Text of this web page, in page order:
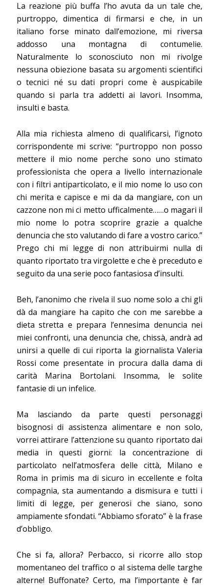
La reazione più buffa l’ho avuta da un tale che,
purtroppo, dimentica di firmarsi e che, in un
italiano forse minato dall’emozione, mi riversa
addosso una montagna di contumelie.
Naturalmente lo sconosciuto non mi rivolge
nessuna obiezione basata su argomenti scientifici
o tecnici né su dati propri come è auspicabile
quando si parla tra addetti ai lavori. Insomma,
insulti e basta.
Alla mia richiesta almeno di qualificarsi, l’ignoto
corrispondente mi scrive: “purtroppo non posso
mettere il mio nome perche sono uno stimato
professionista che opera a livello internazionale
con i filtri antiparticolato, e il mio nome lo uso con
chi merita e capisce e mi da da mangiare, con un
cazzone non mi ci metto ufficalmente……o magari il
mio nome lo potra scoprire grazie a qualche
denuncia che sto valutando di fare a vostro carico.”
Prego chi mi legge di non attribuirmi nulla di
quanto riportato tra virgolette e che è preceduto e
seguito da una serie poco fantasiosa d’insulti.
Beh, l’anonimo che rivela il suo nome solo a chi gli
dà da mangiare ha capito che con me sarebbe a
dieta stretta e prepara l’ennesima denuncia nei
miei confronti, una denuncia che, chissà, andrà ad
unirsi a quelle di cui riporta la giornalista Valeria
Rossi come presentate in procura dalla dama di
carità Marina Bortolani. Insomma, le solite
fantasie di un infelice.
Ma lasciando da parte questi personaggi
bisognosi di assistenza alimentare e non solo,
vorrei attirare l’attenzione su quanto riportato dai
media in questi giorni: la concentrazione di
particolato nell’atmosfera delle città, Milano e
Roma in primis ma di sicuro in eccellente e folta
compagnia, sta aumentando a dismisura e tutti i
limiti di legge, per generosi che siano, sono
ampiamente sfondati. “Abbiamo sforato” è la frase
d’obbligo.
Che si fa, allora? Perbacco, si ricorre allo stop
momentaneo del traffico o al sistema delle targhe
alterne! Buffonate? Certo, ma l’importante è far